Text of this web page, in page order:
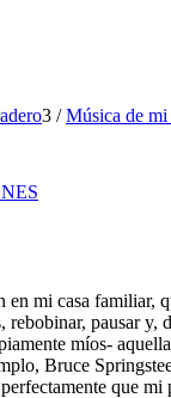
3 / Música de mi
mi casa familiar,
rebobinar, pausar
míos-
Bruce
que